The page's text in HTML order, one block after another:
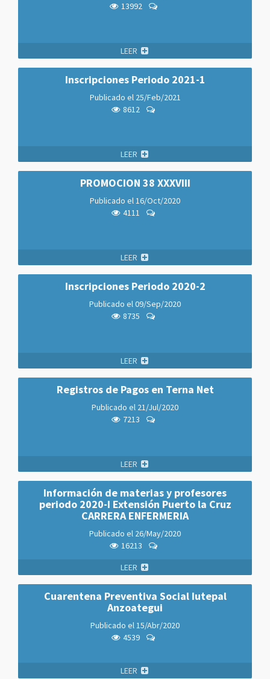
13992
LEER
Inscripciones Periodo 2021-1
Publicado el 25/Feb/2021
8612
LEER
PROMOCION 38 XXXVIII
Publicado el16/Oct/2020
4111
LEER
Inscripciones Periodo 2020-2
Publicado el09/Sep/2020
8735
LEER
Registros de Pagos en Terna Net
Publicado el 21/Jul/2020
7213
LEER
Información de materias y profesores
periodo 2020-I Extensión Puerto la Cruz
CARRERA ENFERMERIA
Publicado el 26/May/2020
16213
LEER
Cuarentena Preventiva Social Iutepal
Anzoategui
Publicado el15/Abr/2020
4539
LEER